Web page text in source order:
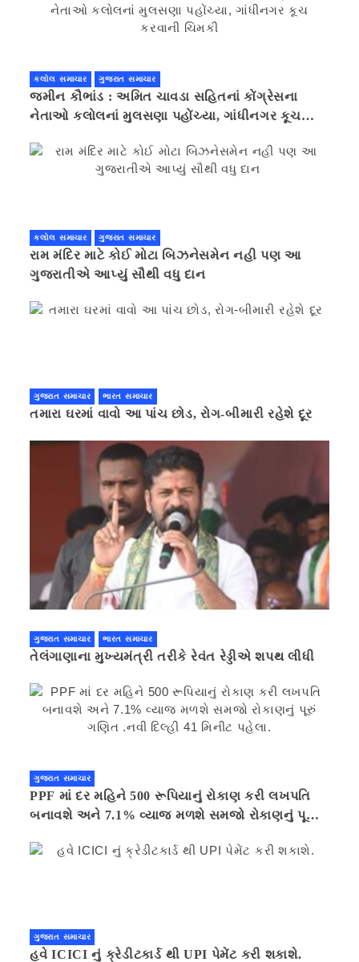
કલોલ સમાચાર ગુજરાત સમાચાર
જમીન કૌભાંડ : અમિત ચાવડા સહિતનાં કોંગ્રેસના
નેતાઓ કલોલનાં મુલસણા પહોંચ્યા, ગાંધીનગર કૂચ
કલોલ સમાચાર ગુજરાત સમાચાર
રામ મંદિર માટે કોઈ મોટા બિઝનેસમેન નહી પણ આ
ગુજરાતીએ આપ્યું સૌથી વધુ દાન
ગુજરાત સમાચાર ભારત સમાચાર
તમારા ઘરમાં વાવો આ પાંચ છોડ, રોગ-બીમારી રહેશે દૂર
ગુજરાત સમાચાર ભારત સમાચાર
તેલંગાણાના મુખ્યમંત્રી તરીકે રેવંત રેડ્ડીએ શપથ લીધી
ગુજરાત સમાચાર
PPF માં દર મહિને 500 રૂપિયાનું રોકાણ કરી લખપતિ
બનાવશે અને 7.1% વ્યાજ મળશે સમજો રોકાણનું પૂરું
ગુજરાત સમાચાર
હવે ICICI નું ક્રેડીટકાર્ડ થી UPI પેમેંટ કરી શકાશે.